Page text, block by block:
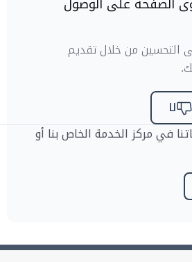
التحسين من خلال تقديم
لا
في مركز الخدمة الخاص بنا أو